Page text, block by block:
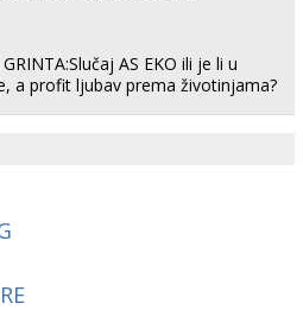
AS EKO ili je li u
a profit ljubav prema životinjama?